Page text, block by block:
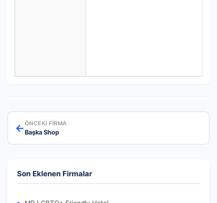
←ÖNCEKI FIRMA
Başka Shop
Son Eklenen Firmalar